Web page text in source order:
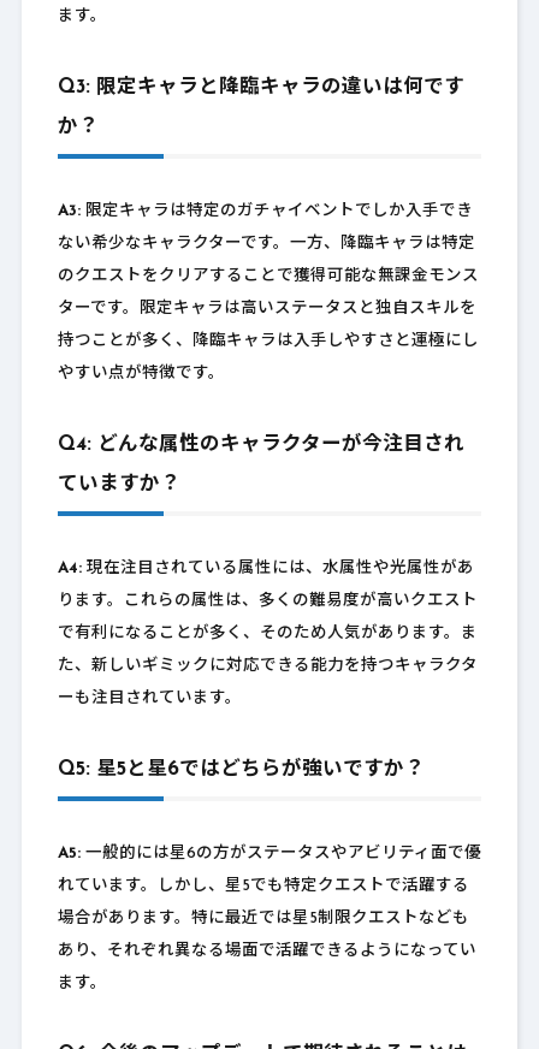
ます。
Q3: 限定キャラと降臨キャラの違いは何です
か？
A3:限定キャラは特定のガチャイベントでしか入手でき
ない希少なキャラクターです。一方、降臨キャラは特定
のクエストをクリアすることで獲得可能な無課金モンス
ターです。限定キャラは高いステータスと独自スキルを
持つことが多く、降臨キャラは入手しやすさと運極にし
やすい点が特徴です。
Q4: どんな属性のキャラクターが今注目され
ていますか？
A4:現在注目されている属性には、水属性や光属性があ
ります。これらの属性は、多くの難易度が高いクエスト
で有利になることが多く、そのため人気があります。ま
た、新しいギミックに対応できる能力を持つキャラクタ
ーも注目されています。
Q5: 星5と星6ではどちらが強いですか？
A5:一般的には星6の方がステータスやアビリティ面で優
れています。しかし、星5でも特定クエストで活躍する
場合があります。特に最近では星5制限クエストなども
あり、それぞれ異なる場面で活躍できるようになってい
ます。